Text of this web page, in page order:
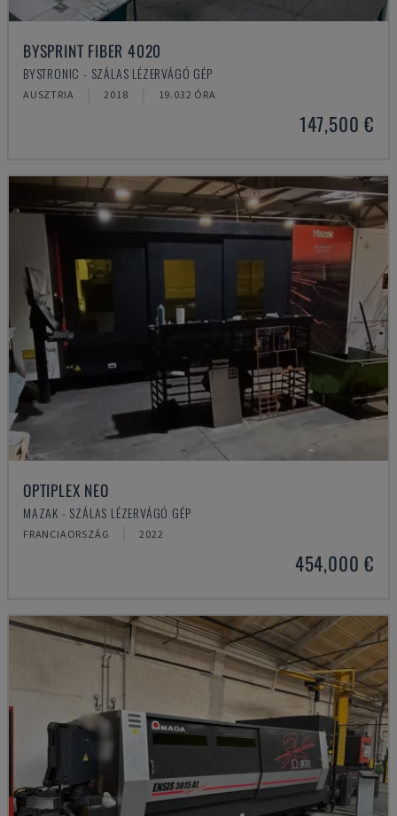
BYSPRINT FIBER 4020
BYSTRONIC - SZÁLAS LÉZERVÁGÓ GÉP
AUSZTRIA 2018 19.032 ÓRA
147,500 €
OPTIPLEX NEO
MAZAK - SZÁLAS LÉZERVÁGÓ GÉP
FRANCIAORSZÁG 2022
454,000 €